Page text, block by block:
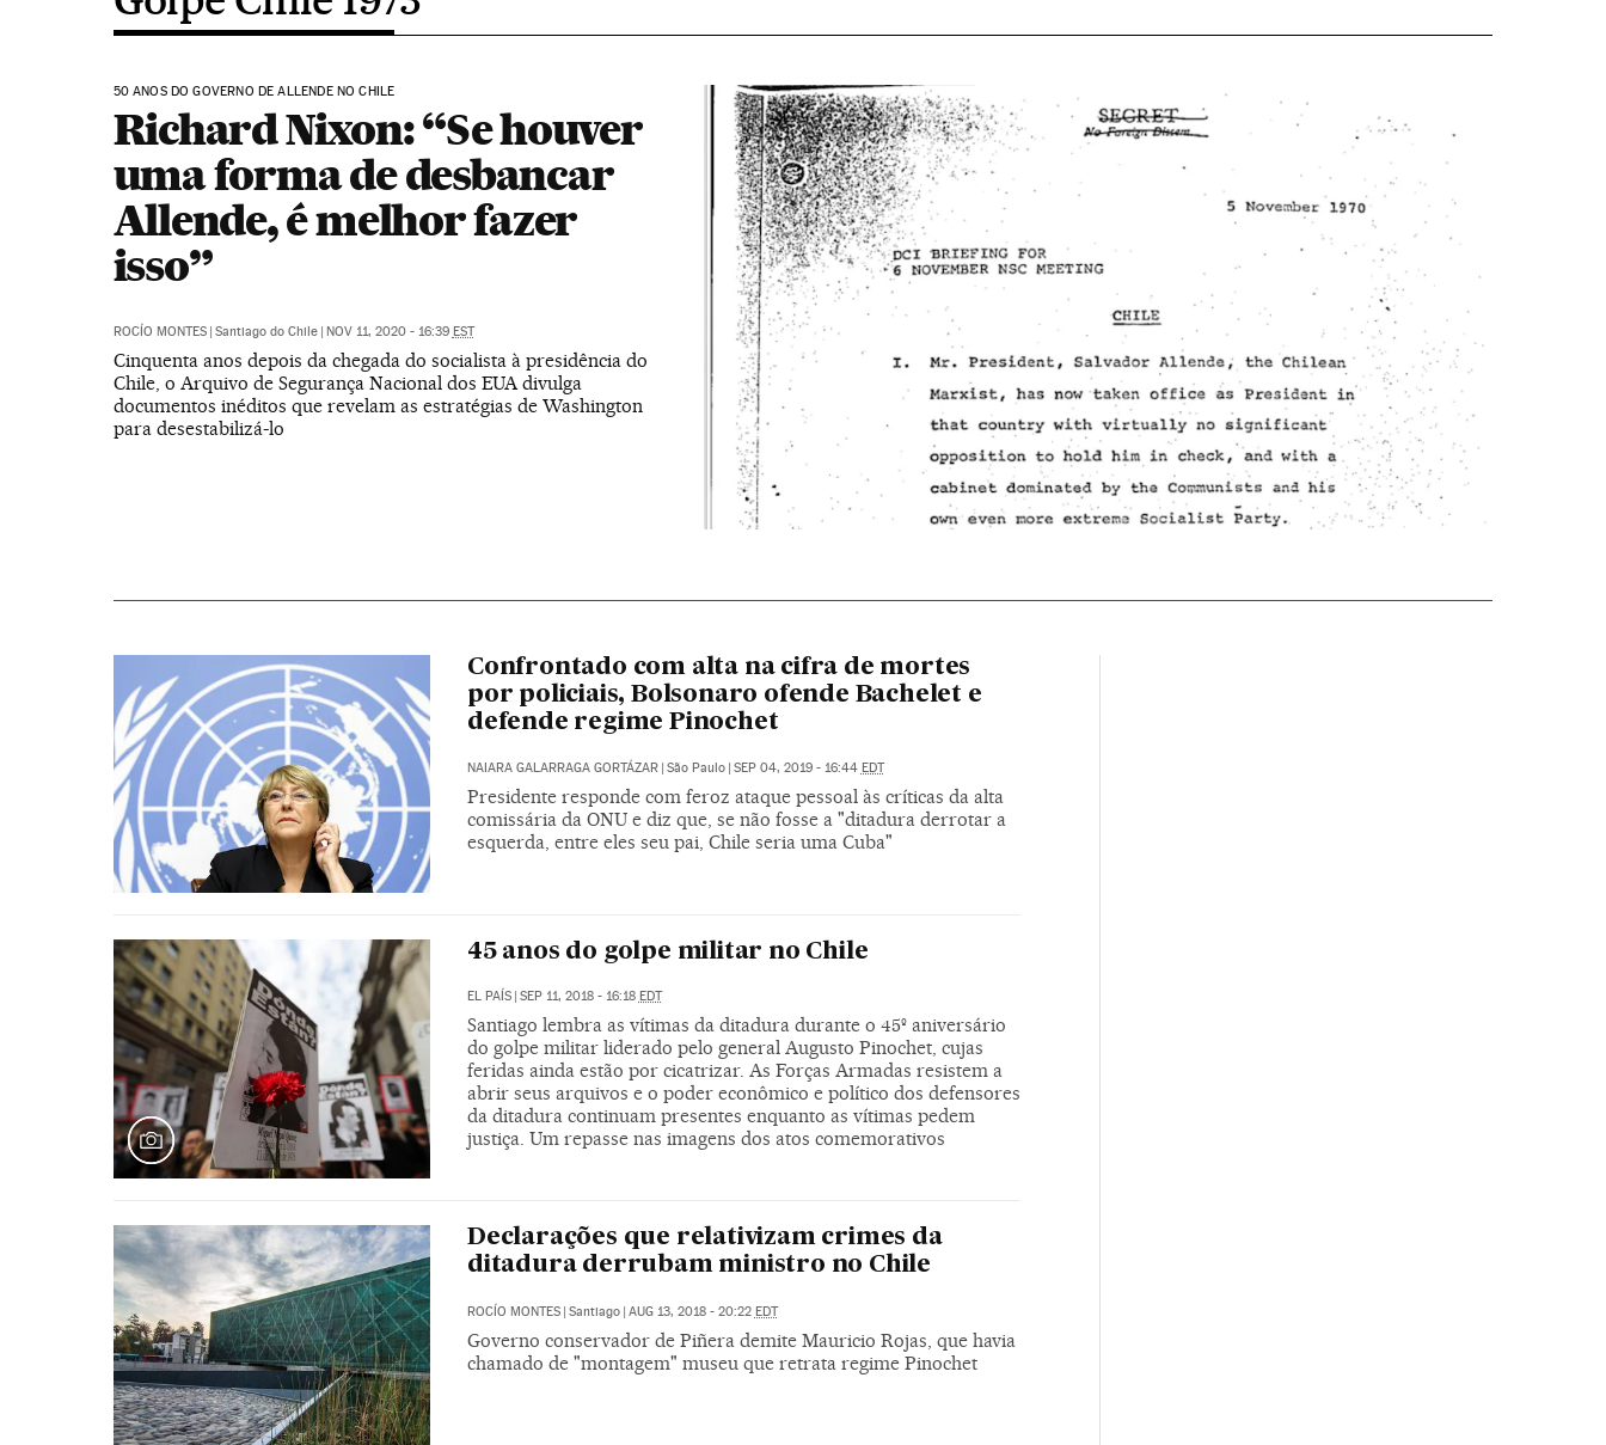
50 ANOS DO GOVERNO DE ALLENDE NO CHILE
Richard Nixon: “Se houver
uma forma de desbancar
Allende, é melhor fazer
isso”
ROCÍO MONTES | Santiago do Chile | NOV 11, 2020 - 16:39 EST
Cinquenta anos depois da chegada do socialista à presidência do
Chile, o Arquivo de Segurança Nacional dos EUA divulga
documentos inéditos que revelam as estratégias de Washington
para desestabilizá-lo
Confrontado com alta na cifra de mortes
por policiais, Bolsonaro ofende Bachelet e
defende regime Pinochet
NAIARA GALARRAGA GORTÁZAR | São Paulo | SEP 04, 2019 - 16:44 EDT
Presidente responde com feroz ataque pessoal às críticas da alta
comissária da ONU e diz que, se não fosse a "ditadura derrotar a
esquerda, entre eles seu pai, Chile seria uma Cuba"
45 anos do golpe militar no Chile
EL PAÍS SEP 11, 2018 - 16:18 EDT
Santiago lembra as vítimas da ditadura durante o 45º aniversário
do golpe militar liderado pelo general Augusto Pinochet, cujas
feridas ainda estão por cicatrizar. As Forças Armadas resistem a
abrir seus arquivos e o poder econômico e político dos defensores
da ditadura continuam presentes enquanto as vítimas pedem
justiça. Um repasse nas imagens dos atos comemorativos
Declarações que relativizam crimes da
ditadura derrubam ministro no Chile
ROCÍO MONTES Santiago AUG 13, 2018 - 20:22 EDT
Governo conservador de Piñera demite Mauricio Rojas, que havia
chamado de "montagem" museu que retrata regime Pinochet